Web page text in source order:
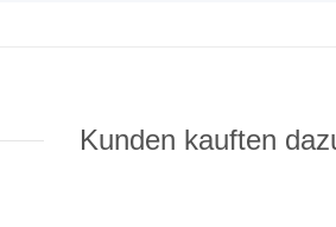
Kunden kauften